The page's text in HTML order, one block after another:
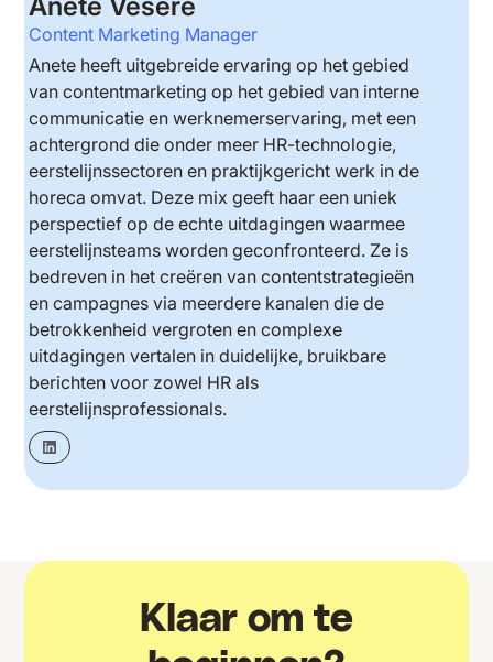
Content Marketing Manager
Anete heeft uitgebreide ervaring op het gebied
van contentmarketing op het gebied van interne
communicatie en werknemerservaring, met een
achtergrond die onder meer HR-technologie,
eerstelijnssectoren en praktijkgericht werk in de
horeca omvat. Deze mix geeft haar een uniek
perspectief op de echte uitdagingen waarmee
eerstelijnsteams worden geconfronteerd. Ze is
bedreven in het creëren van contentstrategieën
en campagnes via meerdere kanalen die de
betrokkenheid vergroten en complexe
uitdagingen vertalen in duidelijke, bruikbare
berichten voor zowel HR als
eerstelijnsprofessionals.
Klaar om te